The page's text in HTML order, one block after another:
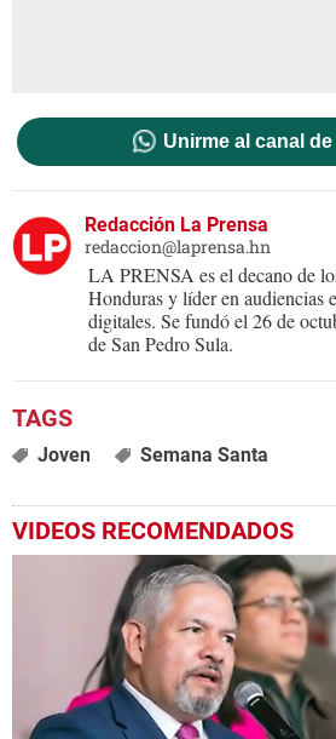
Unirme al canal
Redacción La Prensa
redaccion@laprensa.hn
LA PRENSA es el decano de
Honduras y líder en audiencias
digitales. Se fundó el 26 de
de San Pedro Sula.
Joven Semana Santa
VIDEOS RECOMENDADOS